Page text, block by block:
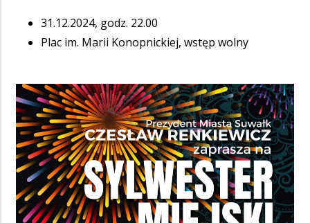
31.12.2024, godz. 22.00
Plac im. Marii Konopnickiej, wstęp wolny